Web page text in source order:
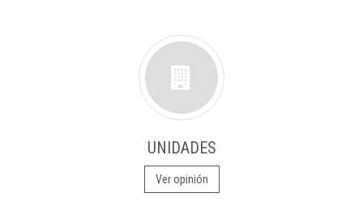
UNIDADES
Ver opinión